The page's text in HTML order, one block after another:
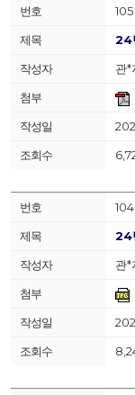
105
24
관*
104
24
관*